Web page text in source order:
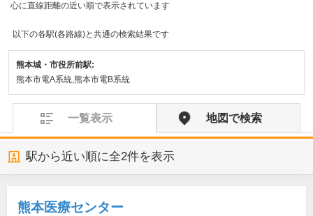
心に直線距離の近い順で表示されています
以下の各駅(各路線)と共通の検索結果です
熊本城・市役所前駅:
熊本市電A系統,熊本市電B系統
一覧表示 地図で検索
駅から近い順に全2件を表示
熊本医療センター